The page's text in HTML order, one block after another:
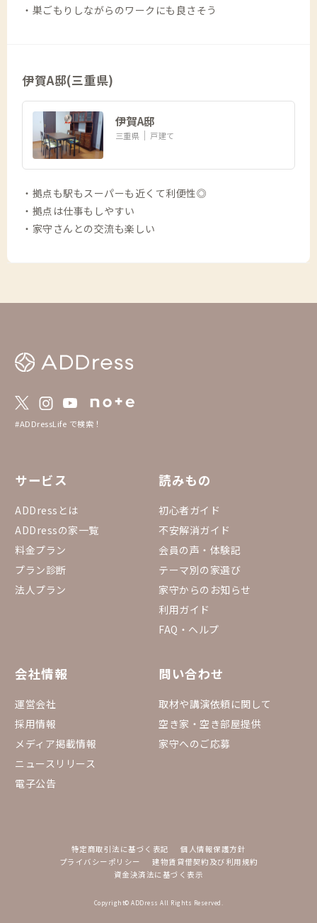
・巣ごもりしながらのワークにも良さそう
伊賀A邸(三重県)
伊賀A邸
三重県 戸建て
・拠点も駅もスーパーも近くて利便性◎
・拠点は仕事もしやすい
・家守さんとの交流も楽しい
#ADDressLife で検索！
サービス
ADDressとは
ADDressの家一覧
料金プラン
プラン診断
法人プラン
読みもの
初心者ガイド
不安解消ガイド
会員の声・体験記
テーマ別の家選び
家守からのお知らせ
利用ガイド
FAQ・ヘルプ
会社情報
運営会社
採用情報
メディア掲載情報
ニュースリリース
電子公告
問い合わせ
取材や講演依頼に関して
空き家・空き部屋提供
家守へのご応募
特定商取引法に基づく表記
個人情報保護方針
プライバシーポリシー
建物賃貸借契約及び利用規約
資金決済法に基づく表示
Copyright© ADDress All Rights Reserved.